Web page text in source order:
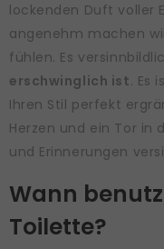
lockenden Duft voller
angenehm machen
fühlen. Es
erschwinglich ist. Es
Ihren Stil perfekt
Herzen und ein Tor in
und Erinnerungen
Wann
Toilette?